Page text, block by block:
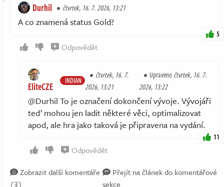
Durhil čtvrtek, 16. 7. 2026, 13:21
A co znamená status Gold?
5
Odpovědět
EliteCZE INDIAN
čtvrtek, 16. 7.
2026, 13:21
Upravenočtvrtek, 16. 7.
2026, 13:22
@Durhil To je označení dokončení vývoje. Vývojáři
teď mohou jen ladit některé věci, optimalizovat
apod, ale hra jako taková je připravena na vydání.
11
Odpovědět
Zobrazit další komentáře
(3)
Přejít na článek do komentářové
sekce